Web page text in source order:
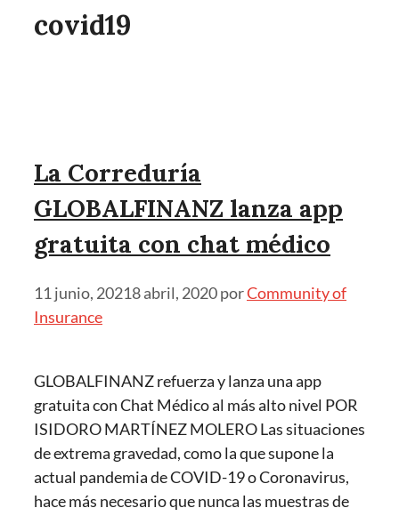
covid19
La Correduría
GLOBALFINANZ lanza app
gratuita con chat médico
11 junio, 20218 abril, 2020porCommunity of
Insurance
GLOBALFINANZ refuerza y lanza una app
gratuita con Chat Médico al más alto nivel POR
ISIDORO MARTÍNEZ MOLERO Las situaciones
de extrema gravedad, como la que supone la
actual pandemia de COVID-19 o Coronavirus,
hace más necesario que nunca las muestras de